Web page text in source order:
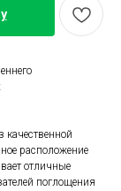
расположение
отличные
поглощения